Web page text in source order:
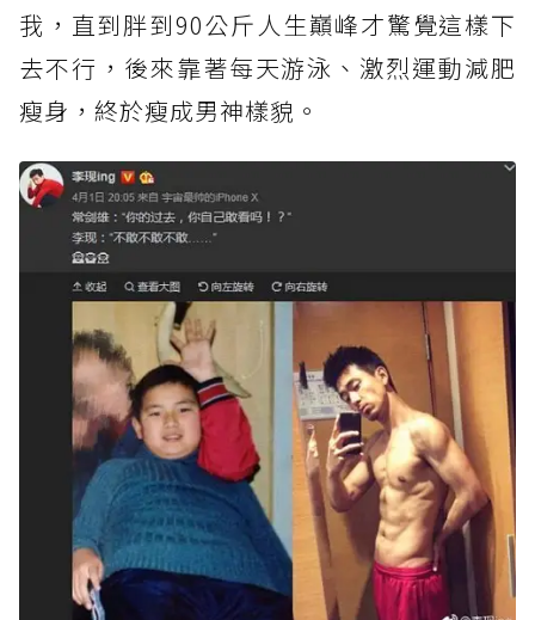
我，直到胖到90公斤人生巔峰才驚覺這樣下
去不行，後來靠著每天游泳、激烈運動減肥
瘦身，終於瘦成男神樣貌。